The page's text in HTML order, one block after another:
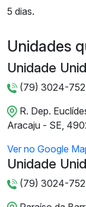
5 dias.
Unidades
Unidade
(79) 3024-
R. Dep.
Aracaju - SE,
Ver no Google
Unidade
(79) 3024-